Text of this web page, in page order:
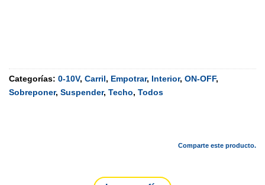
Categorías: 0-10V, Carril, Empotrar, Interior, ON-OFF,
Sobreponer, Suspender, Techo, Todos
Comparte este producto.